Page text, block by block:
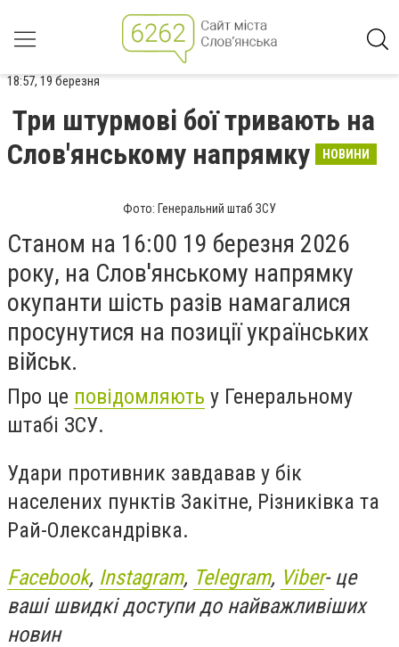
18:57, 19 березня
Три штурмові бої тривають на
Слов'янському напрямку
НОВИНИ
Фото: Генеральний штаб ЗСУ
Станом на 16:00 19 березня 2026
року, на Слов'янському напрямку
окупанти шість разів намагалися
просунутися на позиції українських
військ.
Про це повідомляють у Генеральному
штабі ЗСУ.
Удари противник завдавав у бік
населених пунктів Закітне, Різниківка та
Рай-Олександрівка.
Facebook, Instagram, Telegram, Viber- це
ваші швидкі доступи до найважливіших
новин